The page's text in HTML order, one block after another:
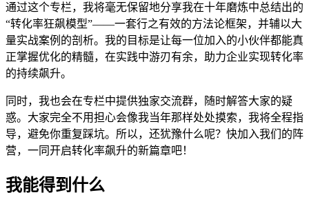
通过这个专栏，我将毫无保留地分享我在十年磨炼中总结出的
“转化率狂飙模型”——一套行之有效的方法论框架，并辅以大
量实战案例的剖析。我的目标是让每一位加入的小伙伴都能真
正掌握优化的精髓，在实践中游刃有余，助力企业实现转化率
的持续飙升。
同时，我也会在专栏中提供独家交流群，随时解答大家的疑
惑。大家完全不用担心会像我当年那样处处摸索，我将全程指
导，避免你重复踩坑。所以，还犹豫什么呢？快加入我们的阵
营，一同开启转化率飙升的新篇章吧！
我能得到什么